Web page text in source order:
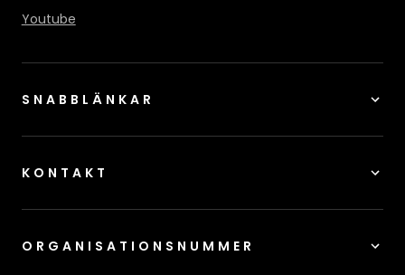
Youtube
SNABBLÄNKAR
KONTAKT
ORGANISATIONSNUMMER